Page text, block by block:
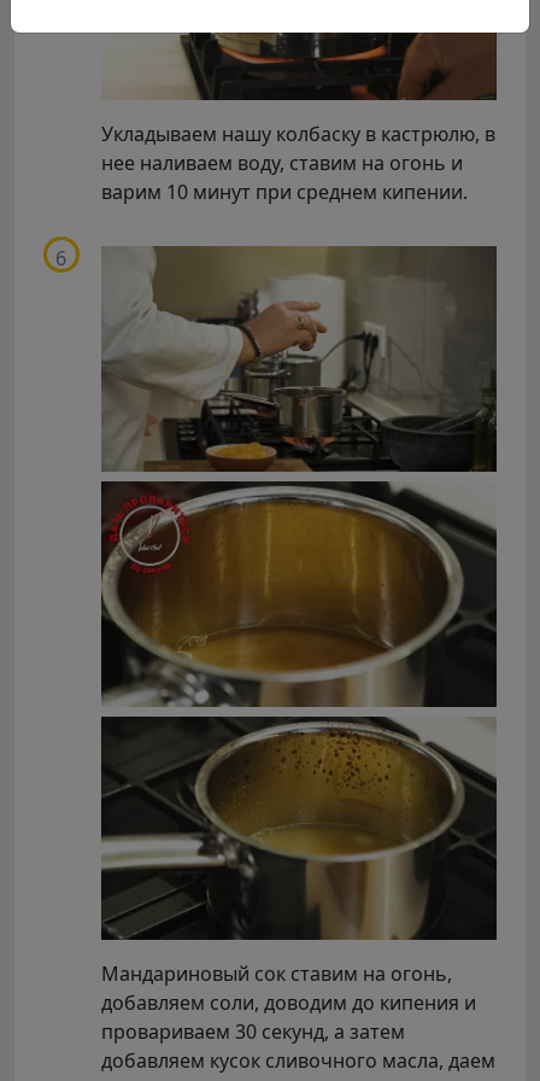
Укладываем нашу колбаску в кастрюлю, в
нее наливаем воду, ставим на огонь и
варим 10 минут при среднем кипении.
Мандариновый сок ставим на огонь,
добавляем соли, доводим до кипения и
провариваем 30 секунд, а затем
добавляем кусок сливочного масла, даем